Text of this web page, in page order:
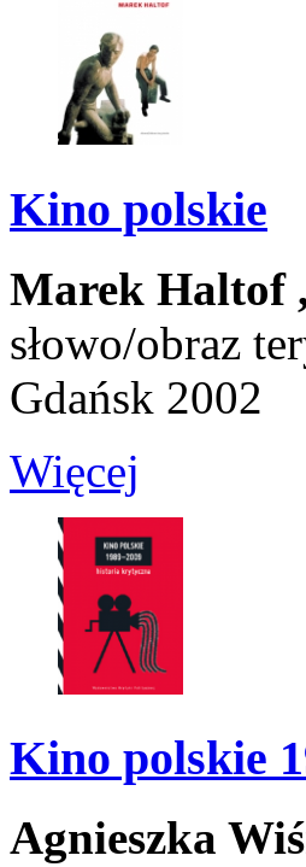
Kino polskie
Marek Haltof
słowo/obraz
Gdańsk 2002
Więcej
Kino polskie
Agnieszka